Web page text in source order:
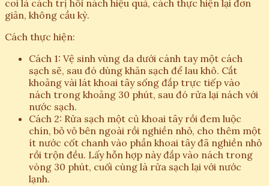
coi là cách trị hôi nách hiệu quả, cách thực hiện lại đơn
giản, không cầu kỳ.
Cách thực hiện:
Cách 1: Vệ sinh vùng da dưới cánh tay một cách
sạch sẽ, sau đó dùng khăn sạch để lau khô. Cắt
khoảng vài lát khoai tây sống đắp trực tiếp vào
nách trong khoảng 30 phút, sau đó rửa lại nách với
nước sạch.
Cách 2: Rửa sạch một củ khoai tây rồi đem luộc
chín, bỏ vỏ bên ngoài rồi nghiền nhỏ, cho thêm một
ít nước cốt chanh vào phần khoai tây đã nghiền nhỏ
rồi trộn đều. Lấy hỗn hợp này đắp vào nách trong
vòng 30 phút, cuối cùng là rửa sạch lại với nước
lạnh.